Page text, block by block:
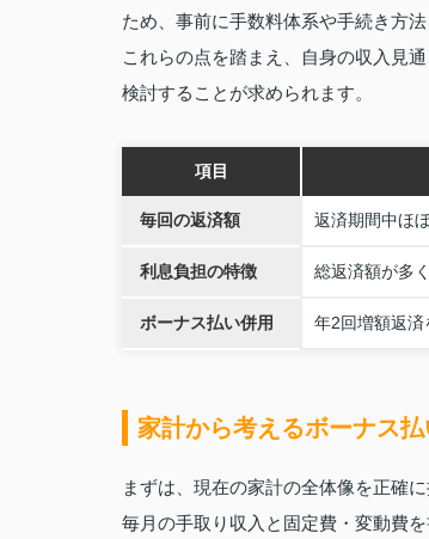
ため、事前に手数料体系や手続き方
これらの点を踏まえ、自身の収入見
検討することが求められます。
項目
毎回の返済額 返済期間中ほ
利息負担の特徴 総返済額が多
ボーナス払い併用 年2回増額返済
家計から考えるボーナス
まずは、現在の家計の全体像を正確
毎月の手取り収入と固定費・変動費